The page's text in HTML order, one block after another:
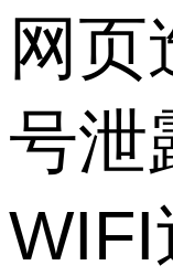
网页
号泄
WIFI